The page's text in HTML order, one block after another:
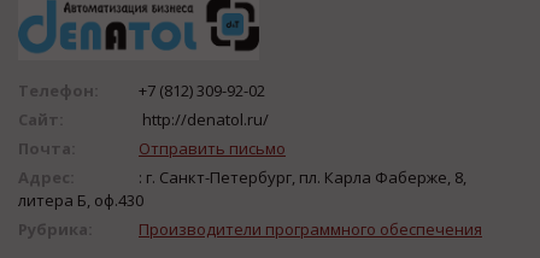
Телефон:
+7 (812) 309-92-02
Сайт:
http://denatol.ru/
Почта:
Отправить письмо
Адрес:
: г. Санкт-Петербург, пл. Карла Фаберже, 8,
литера Б, оф.430
Рубрика:
Производители программного обеспечения